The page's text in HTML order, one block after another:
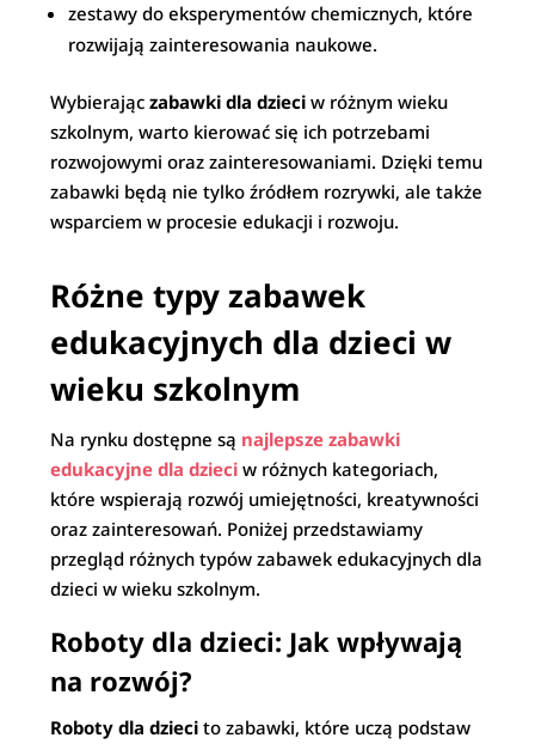
zestawy do eksperymentów chemicznych, które
rozwijają zainteresowania naukowe.
Wybierajączabawki dla dzieci w różnym wieku
szkolnym, warto kierować się ich potrzebami
rozwojowymi oraz zainteresowaniami. Dzięki temu
zabawki będą nie tylko źródłem rozrywki, ale także
wsparciem w procesie edukacji i rozwoju.
Różne typy zabawek
edukacyjnych dla dzieci w
wieku szkolnym
Na rynku dostępne są najlepsze zabawki
edukacyjne dla dzieci w różnych kategoriach,
które wspierają rozwój umiejętności, kreatywności
oraz zainteresowań. Poniżej przedstawiamy
przegląd różnych typów zabawek edukacyjnych dla
dzieci w wieku szkolnym.
Roboty dla dzieci: Jak wpływają
na rozwój?
Roboty dla dzieci to zabawki, które uczą podstaw